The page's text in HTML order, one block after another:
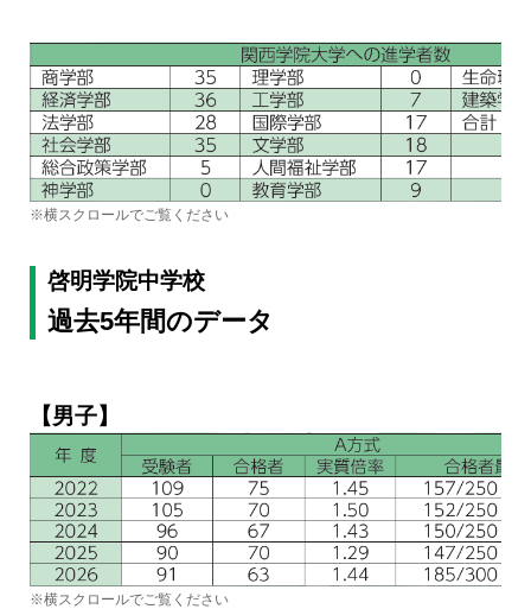
※横スクロールでご覧ください
啓明学院中学校
過去5年間のデータ
【男子】
※横スクロールでご覧ください